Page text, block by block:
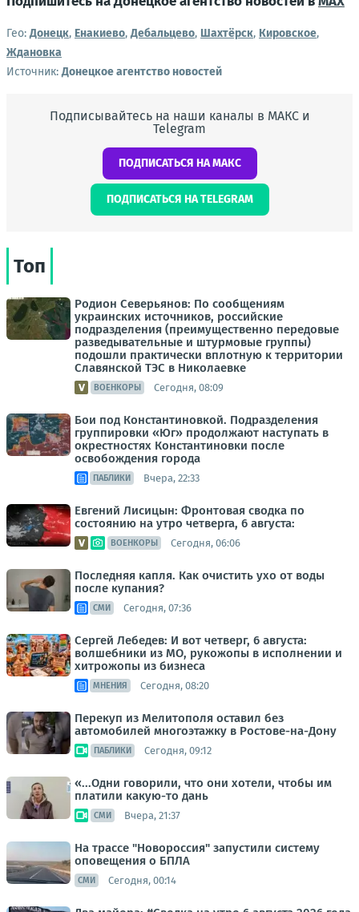
Гео:Донецк, Енакиево,Дебальцево, Шахтёрск, Кировское,
Ждановка
Источник:Донецкое агентство новостей
Подписывайтесь на наши каналы в МАКС и
Telegram
ПОДПИСАТЬСЯ НА МАКС
ПОДПИСАТЬСЯ НА TELEGRAM
Топ
Родион Северьянов: По сообщениям
украинских источников, российские
подразделения (преимущественно передовые
разведывательные и штурмовые группы)
подошли практически вплотную к территории
Славянской ТЭС в Николаевке
ВОЕНКОРЫ Сегодня, 08:09
Бои под Константиновкой. Подразделения
группировки «Юг» продолжают наступать в
окрестностях Константиновки после
освобождения города
ПАБЛИКИ Вчера, 22:33
Евгений Лисицын: Фронтовая сводка по
состоянию на утро четверга, 6 августа:
ВОЕНКОРЫ Сегодня, 06:06
Последняя капля. Как очистить ухо от воды
после купания?
СМИ Сегодня, 07:36
Сергей Лебедев: И вот четверг, 6 августа:
волшебники из МО, рукожопы в исполнении и
хитрожопы из бизнеса
МНЕНИЯ Сегодня, 08:20
Перекуп из Мелитополя оставил без
автомобилей многоэтажку в Ростове-на-Дону
ПАБЛИКИ Сегодня, 09:12
«...Одни говорили, что они хотели, чтобы им
платили какую-то дань
СМИ Вчера, 21:37
На трассе "Новороссия" запустили систему
оповещения о БПЛА
СМИ Сегодня, 00:14